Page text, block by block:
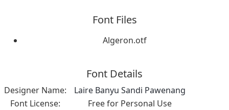
Font Files
Algeron.otf
Font Details
Designer Name:
Laire Banyu Sandi Pawenang
Font License:
Free for Personal Use